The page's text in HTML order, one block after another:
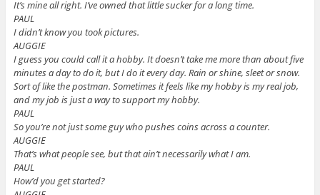
It’s mine all right. I’ve owned that little sucker for a long time.
PAUL
I didn’t know you took pictures.
AUGGIE
I guess you could call it a hobby. It doesn’t take me more than about five
minutes a day to do it, but I do it every day. Rain or shine, sleet or snow.
Sort of like the postman. Sometimes it feels like my hobby is my real job,
and my job is just a way to support my hobby.
PAUL
So you’re not just some guy who pushes coins across a counter.
AUGGIE
That’s what people see, but that ain’t necessarily what I am.
PAUL
How’d you get started?